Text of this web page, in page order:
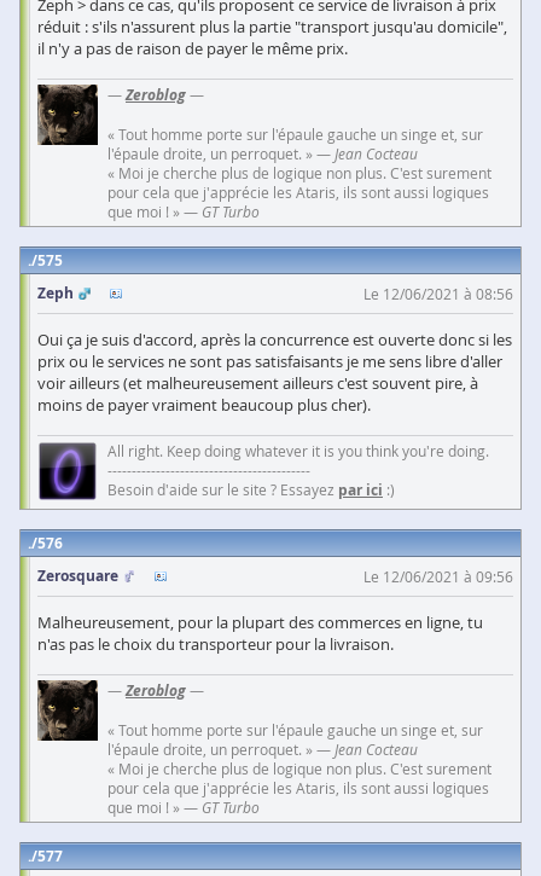
Zeph > dans ce cas, qu'ils proposent ce service de livraison à prix
réduit : s'ils n'assurent plus la partie "transport jusqu'au domicile",
il n'y a pas de raison de payer le même prix.
—Zeroblog—
« Tout homme porte sur l'épaule gauche un singe et, sur
l'épaule droite, un perroquet. » — Jean Cocteau
« Moi je cherche plus de logique non plus. C'est surement
pour cela que j'apprécie les Ataris, ils sont aussi logiques
que moi ! » — GT Turbo
575
Zeph
Le 12/06/2021 à 08:56
Oui ça je suis d'accord, après la concurrence est ouverte donc si les
prix ou le services ne sont pas satisfaisants je me sens libre d'aller
voir ailleurs (et malheureusement ailleurs c'est souvent pire, à
moins de payer vraiment beaucoup plus cher).
All right. Keep doing whatever it is you think you're doing.
------------------------------------------
Besoin d'aide sur le site ? Essayez par ici :)
576
Zerosquare
Le 12/06/2021 à 09:56
Malheureusement, pour la plupart des commerces en ligne, tu
n'as pas le choix du transporteur pour la livraison.
—Zeroblog—
« Tout homme porte sur l'épaule gauche un singe et, sur
l'épaule droite, un perroquet. » — Jean Cocteau
« Moi je cherche plus de logique non plus. C'est surement
pour cela que j'apprécie les Ataris, ils sont aussi logiques
que moi ! » — GT Turbo
577